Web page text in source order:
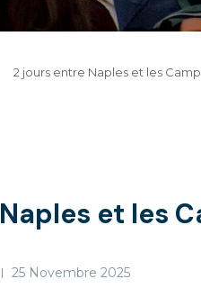
2 jours entre Naples et les
et les
25 Novembre 2025